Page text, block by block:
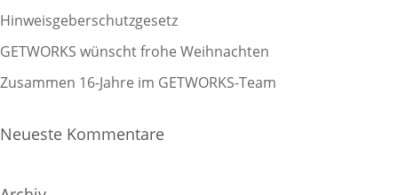
Hinweisgeberschutzgesetz
GETWORKS wünscht frohe Weihnachten
Zusammen 16-Jahre im GETWORKS-Team
Neueste Kommentare